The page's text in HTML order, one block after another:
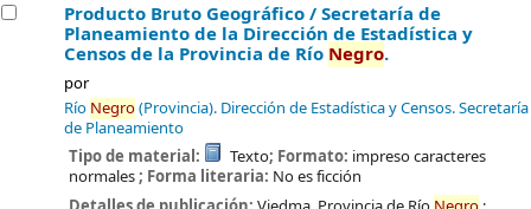
Producto Bruto Geográfico /Secretaría de
Planeamiento de la Dirección de Estadística y
Censos de la Provincia de Río Negro.
por
Río Negro(Provincia). Dirección de Estadística y Censos. Secretaría
de Planeamiento
Tipo de material: Texto; Formato: impreso caracteres
normales; Forma literaria: No es ficción